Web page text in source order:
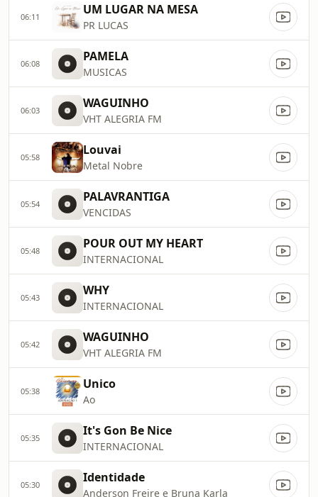
06:11 UM LUGAR NA MESA
PR LUCAS
06:08 PAMELA
MUSICAS
06:03 WAGUINHO
VHT ALEGRIA FM
05:58 Louvai
Metal Nobre
05:54 PALAVRANTIGA
VENCIDAS
05:48 POUR OUT MY HEART
INTERNACIONAL
05:43 WHY
INTERNACIONAL
05:42 WAGUINHO
VHT ALEGRIA FM
05:38 Unico
Ao
05:35 It's Gon Be Nice
INTERNACIONAL
05:30 Identidade
Anderson Freire e Bruna Karla